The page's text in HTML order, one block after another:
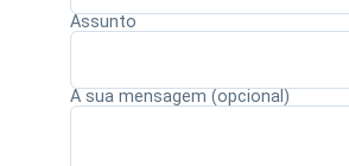
Assunto
A sua mensagem (opcional)